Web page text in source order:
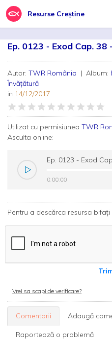
Resurse Creștine
Ep. 0123 - Exod Cap. 38
Autor: TWR România | Album:
Învățătură
in 14/12/2017
Utilizat cu permisiunea TWR
Asculta online:
Ep. 0123 - Exod
0:00:00
0:00:00
Pentru a descărca resursa
Vrei sa scapi de verificare?
Comentarii Adaugă
Raportează o problemă